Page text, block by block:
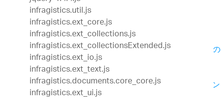
開発
おすすめパッケージ
Infragistics Ultimate¥242,000
(税込み)Web、モバイル、デスクトップアプリ構築の
ためのUX / UIツールキット完全版
Ignite UI¥220,000
(税込み)Webアプリを構築するためのUIコンポーネン
ト完全版ライブラリ
infragistics.util.js
infragistics.ext_core.js
infragistics.ext_collections.js
infragistics.ext_collectionsExtended.js
infragistics.ext_io.js
infragistics.ext_text.js
infragistics.documents.core_core.js
infragistics.ext_ui.js